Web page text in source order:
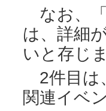
なお、
は、詳細
いと存じ
2件目は
関連イベ